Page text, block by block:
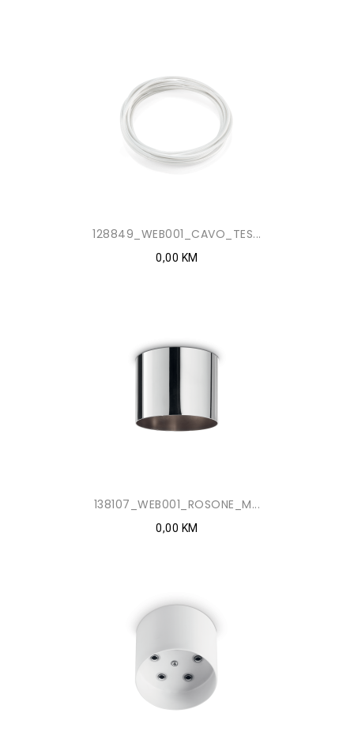
128849_WEB001_CAVO_TES...
0,00 KM
138107_WEB001_ROSONE_M...
0,00 KM